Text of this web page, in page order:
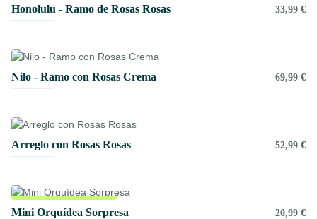
Honolulu - Ramo de Rosas Rosas 33,99 €
Nilo - Ramo con Rosas Crema 69,99 €
Arreglo con Rosas Rosas 52,99 €
Pet friendly
Mini Orquídea Sorpresa 20,99 €